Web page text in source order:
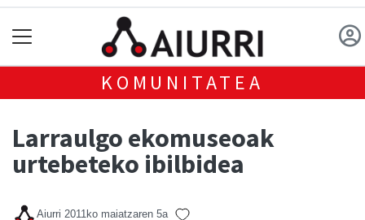
KOMUNITATEA
Larraulgo ekomuseoak
urtebeteko ibilbidea
Aiurri 2011ko maiatzaren 5a